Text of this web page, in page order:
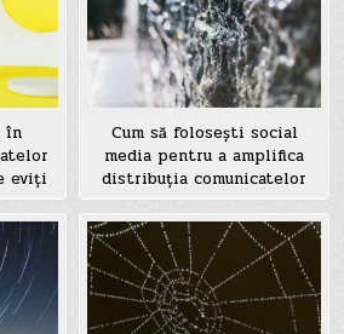
în
eviți
Cum să folosești social
media pentru a amplifica
distribuția comunicatelor